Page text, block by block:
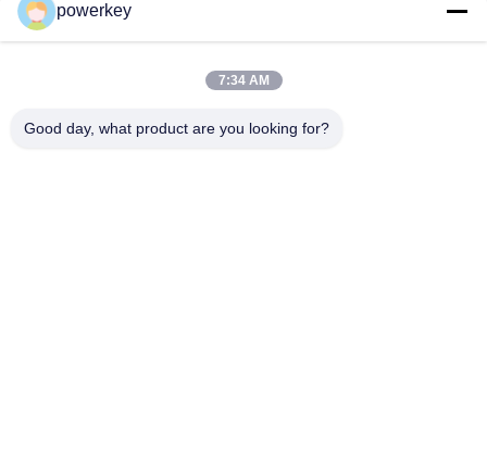
Meester Slaapkamer Batterij bediende Aromatherapie
Diffuser Geur Nebulizer
Aroma Luchtreinigers Essentiële olie Diffuser
powerkey
7:34 AM
Good day, what product are you looking for?